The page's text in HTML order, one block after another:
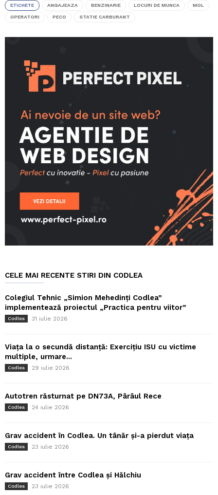
ETICHETE ANGAJEAZA BENZINARIE LOCURI DE MUNCA MOL
OPERATORI PECO STATIE CARBURANT
CELE MAI RECENTE STIRI DIN CODLEA
Colegiul Tehnic „Simion Mehedinți Codlea”
implementează proiectul „Practica pentru viitor”
Codlea 31 iulie 2026
Viața la o secundă distanță: Exercițiu ISU cu victime
multiple, urmare...
Codlea 29 iulie 2026
Autotren răsturnat pe DN73A, Pârâul Rece
Codlea 24 iulie 2026
Grav accident în Codlea. Un tânăr și-a pierdut viața
Codlea 23 iulie 2026
Grav accident între Codlea și Hălchiu
Codlea 23 iulie 2026